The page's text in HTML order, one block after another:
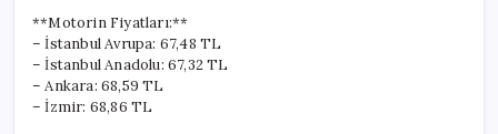
**Motorin Fiyatları:**
– İstanbul Avrupa: 67,48 TL
– İstanbul Anadolu: 67,32 TL
– Ankara: 68,59 TL
– İzmir: 68,86 TL